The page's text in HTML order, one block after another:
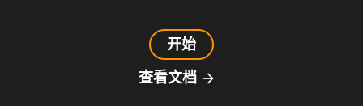
开始
查看文档 arrow_forward